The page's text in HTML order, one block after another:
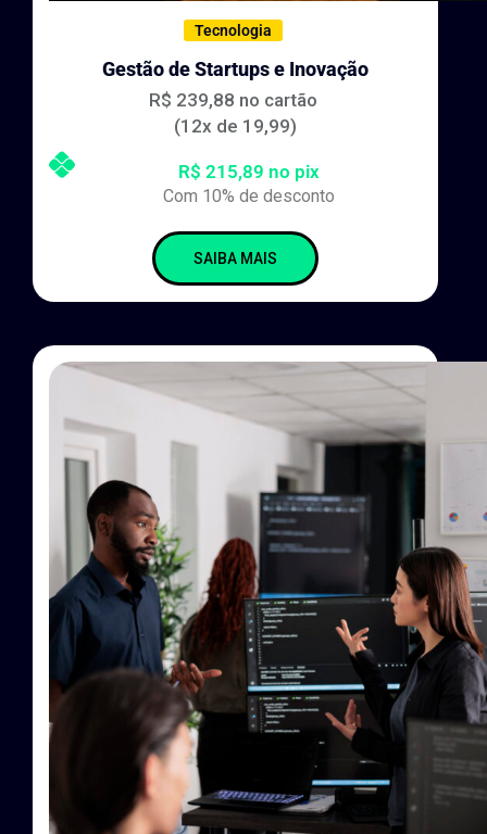
Tecnologia
Gestão de Startups e Inovação
R$ 239,88 no cartão
(12x de 19,99)
R$ 215,89 no pix
Com 10% de desconto
SAIBA MAIS